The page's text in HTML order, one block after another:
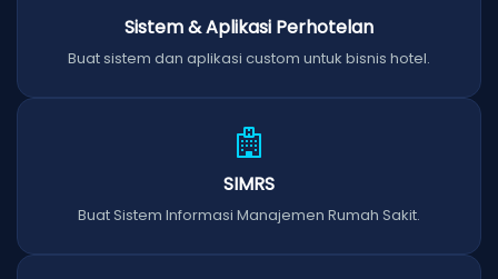
Sistem & Aplikasi Perhotelan
Buat sistem dan aplikasi custom untuk bisnis hotel.
SIMRS
Buat Sistem Informasi Manajemen Rumah Sakit.